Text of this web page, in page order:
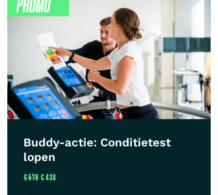
Buddy-actie: Conditietest
lopen
€ 570 € 430